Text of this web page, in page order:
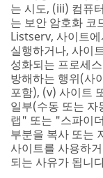
는 시도, (iii) 컴퓨
는 보안 암호화 코
Listserv, 사이트
실행하거나, 사이
성화되는 프로세
방해하는 행위(사
포함), (v) 사이트
일부(수동 또는
랩" 또는 "스파이
부분을 복사 또는
사이트를 사용하
되는 사유가 됩니